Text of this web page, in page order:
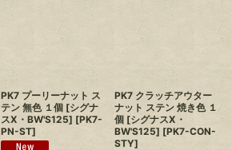
PK7 プーリーナット ス
テン 無色 １個 [シグナ
スX・BW'S125] [PK7-
PN-ST]
PK7 クラッチアウター
ナット ステン 焼き色 １
個 [シグナスX・
BW'S125] [PK7-CON-
STY]